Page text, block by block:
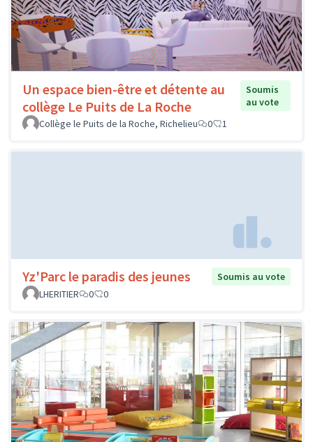
Un espace bien-être et détente au
collège Le Puits de La Roche
Soumis
au vote
Collège le Puits de la Roche, Richelieu
0 1
Yz'Parc le paradis des jeunes
Soumis au vote
LHERITIER
0 0